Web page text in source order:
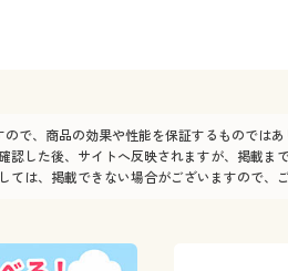
で、商品の効果や性能を保証するものではあ
認した後、サイトへ反映されますが、掲載ま
ては、掲載できない場合がございますので、